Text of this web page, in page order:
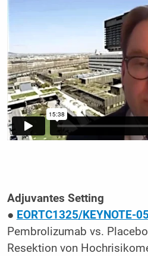
Adjuvantes Setting
● EORTC1325/KEYNOTE-
Pembrolizumab vs.
Resektion von